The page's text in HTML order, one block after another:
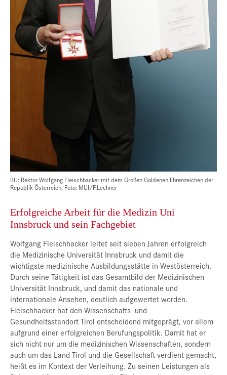
BU: Rektor Wolfgang Fleischhacker mit dem Großen Goldenen Ehrenzeichen der
Republik Österreich, Foto: MUI/F.Lechner
Erfolgreiche Arbeit für die Medizin Uni
Innsbruck und sein Fachgebiet
Wolfgang Fleischhacker leitet seit sieben Jahren erfolgreich
die Medizinische Universität Innsbruck und damit die
wichtigste medizinische Ausbildungsstätte in Westösterreich.
Durch seine Tätigkeit ist das Gesamtbild der Medizinischen
Universität Innsbruck, und damit das nationale und
internationale Ansehen, deutlich aufgewertet worden.
Fleischhacker hat den Wissenschafts- und
Gesundheitsstandort Tirol entscheidend mitgeprägt, vor allem
aufgrund einer erfolgreichen Berufungspolitik. Damit hat er
sich nicht nur um die medizinischen Wissenschaften, sondern
auch um das Land Tirol und die Gesellschaft verdient gemacht,
heißt es im Kontext der Verleihung. Zu seinen Leistungen als